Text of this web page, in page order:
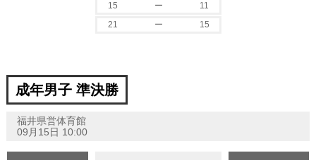
15 ー
11
21
ー 15
成年男子 準決勝
福井県営体育館
09月15日 10:00